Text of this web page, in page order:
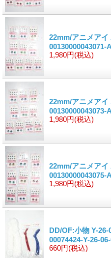
22mm/アニメアイ
00130000043071-
1,980円(税込)
22mm/アニメアイ
00130000043073-
1,980円(税込)
22mm/アニメアイ
00130000043075-
1,980円(税込)
DD/OF:小物 Y-26-
00074424-Y-26-
660円(税込)